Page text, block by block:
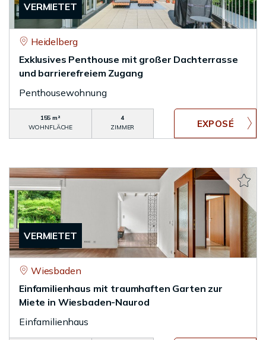
VERMIETET
Heidelberg
Exklusives Penthouse mit großer Dachterrasse
und barrierefreiem Zugang
Penthousewohnung
155 m²
WOHNFLÄCHE
4
ZIMMER
VERMIETET
Wiesbaden
Einfamilienhaus mit traumhaften Garten zur
Miete in Wiesbaden-Naurod
Einfamilienhaus